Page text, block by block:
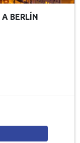
A BERLÍN